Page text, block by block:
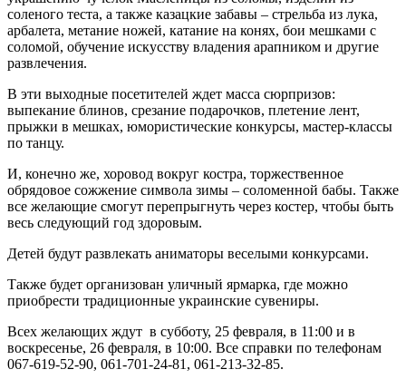
соленого теста, а также казацкие забавы – стрельба из лука,
арбалета, метание ножей, катание на конях, бои мешками с
соломой, обучение искусству владения арапником и другие
развлечения.
В эти выходные посетителей ждет масса сюрпризов:
выпекание блинов, срезание подарочков, плетение лент,
прыжки в мешках, юмористические конкурсы, мастер-классы
по танцу.
И, конечно же, хоровод вокруг костра, торжественное
обрядовое сожжение символа зимы – соломенной бабы. Также
все желающие смогут перепрыгнуть через костер, чтобы быть
весь следующий год здоровым.
Детей будут развлекать аниматоры веселыми конкурсами.
Также будет организован уличный ярмарка, где можно
приобрести традиционные украинские сувениры.
Всех желающих ждут в субботу, 25 февраля, в 11:00 и в
воскресенье, 26 февраля, в 10:00. Все справки по телефонам
067-619-52-90, 061-701-24-81, 061-213-32-85.